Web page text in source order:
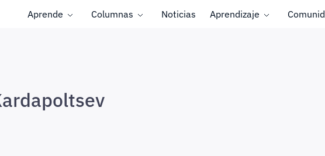
Aprende Columnas Noticias Aprendizaje